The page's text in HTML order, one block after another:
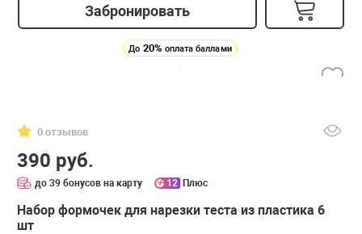
Забронировать
До 20% оплата баллами
0 отзывов
390 руб.
до 39 бонусов на карту 12 Плюс
Набор формочек для нарезки теста из пластика 6
шт